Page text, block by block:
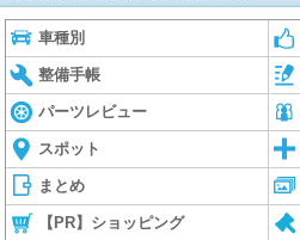
車種別
整備手帳
パーツレビュー
スポット
まとめ
【PR】ショッピング